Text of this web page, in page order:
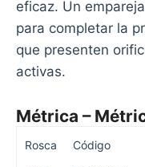
eficaz. Un
para completar la
que presenten
activas.
Métrica –
Rosca Código